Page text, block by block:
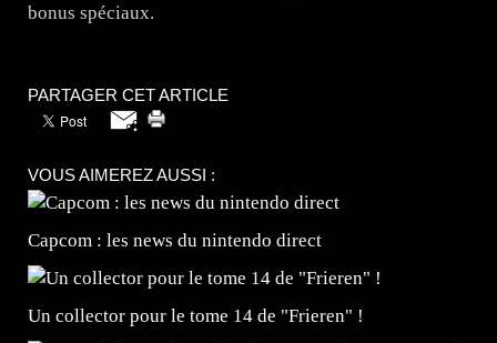
bonus spéciaux.
PARTAGER CET ARTICLE
VOUS AIMEREZ AUSSI :
Capcom : les news du nintendo direct
Un collector pour le tome 14 de "Frieren" !